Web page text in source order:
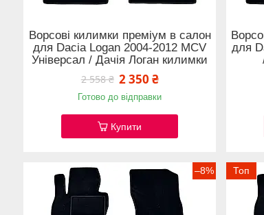
Ворсові килимки преміум в салон
для Dacia Logan 2004-2012 MCV
Універсал / Дачія Логан килимки
2 558 ₴ 2 350 ₴
Готово до відправки
Купити
для
–8% Топ